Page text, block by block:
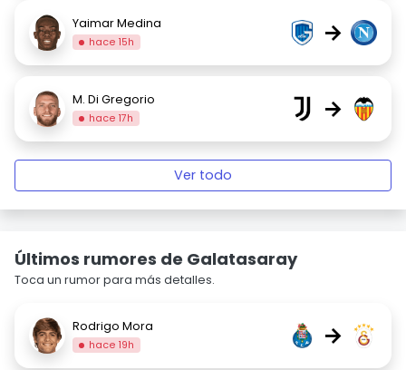
Yaimar Medina
hace 15h →
M. Di Gregorio
hace 17h →
Ver todo
Últimos rumores de Galatasaray
Toca un rumor para más detalles.
Rodrigo Mora
hace 19h →